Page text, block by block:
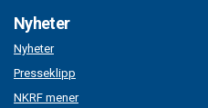
Nyheter
Nyheter
Presseklipp
NKRF mener